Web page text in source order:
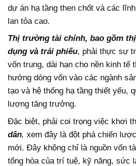
dự án hạ tầng then chốt và các
lan tỏa cao.
Thị trường tài chính, bao gồm
dụng và trái phiếu, phải thực sự
vốn trung, dài hạn cho nền kinh tế
hướng dòng vốn vào các ngành
tạo và hệ thống hạ tầng thiết yếu,
lượng tăng trưởng.
Đặc biệt, phải coi trọng việc khơi
dân, xem đây là đột phá chiến
mới. Đây không chỉ là nguồn vốn
tổng hòa của trí tuệ, kỹ năng, sức